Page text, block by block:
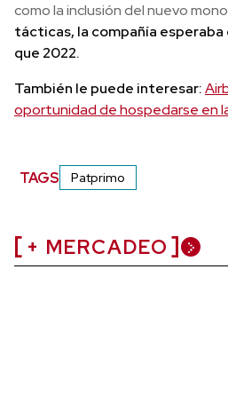
como la inclusión del nuevo
tácticas, la compañía esperaba
que 2022.
También le puede interesar:
oportunidad de hospedarse en
TAGS Patprimo
+ MERCADEO